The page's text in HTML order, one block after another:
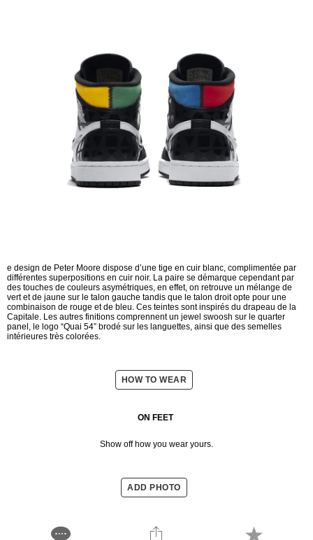
e design de Peter Moore dispose d’une tige en cuir blanc, complimentée par
différentes superpositions en cuir noir. La paire se démarque cependant par
des touches de couleurs asymétriques, en effet, on retrouve un mélange de
vert et de jaune sur le talon gauche tandis que le talon droit opte pour une
combinaison de rouge et de bleu. Ces teintes sont inspirés du drapeau de la
Capitale. Les autres finitions comprennent un jewel swoosh sur le quarter
panel, le logo “Quai 54” brodé sur les languettes, ainsi que des semelles
intérieures très colorées.
HOW TO WEAR
ON FEET
Show off how you wear yours.
ADD PHOTO